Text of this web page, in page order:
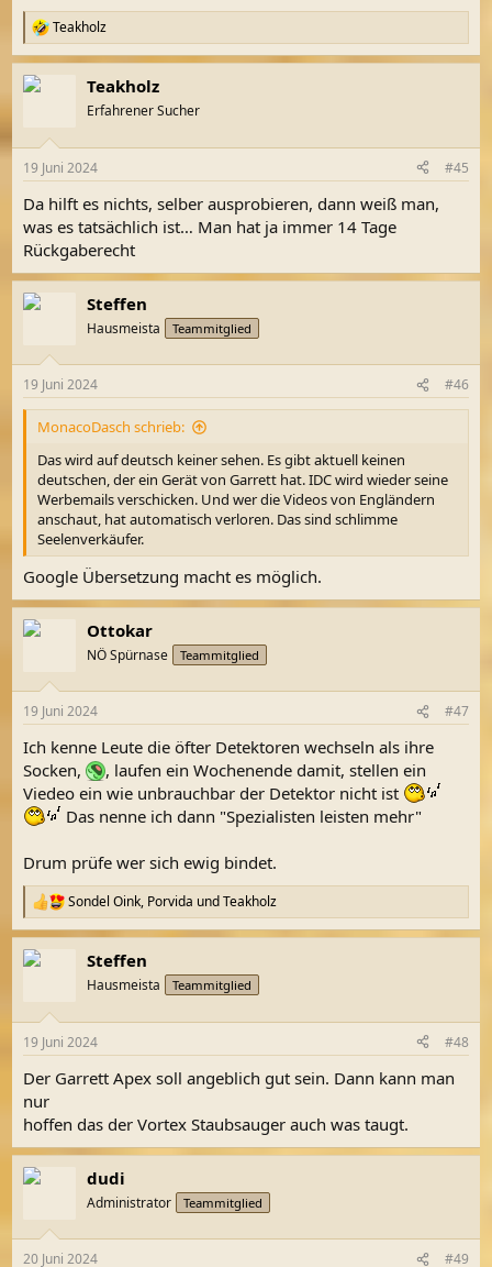
R
e
a
k
e
:
Teakholz
Teakholz
Erfahrener Sucher
19 Juni 2024 #45
Da hilft es nichts, selber ausprobieren, dann weiß man,
was es tatsächlich ist… Man hat ja immer 14 Tage
Rückgaberecht
Steffen
Hausmeista Teammitglied
19 Juni 2024 #46
MonacoDasch schrieb:
Das wird auf deutsch keiner sehen. Es gibt aktuell keinen
deutschen, der ein Gerät von Garrett hat. IDC wird wieder seine
Werbemails verschicken. Und wer die Videos von Engländern
anschaut, hat automatisch verloren. Das sind schlimme
Seelenverkäufer.
Google Übersetzung macht es möglich.
Ottokar
NÖ Spürnase Teammitglied
19 Juni 2024 #47
Ich kenne Leute die öfter Detektoren wechseln als ihre
Socken,
, laufen ein Wochenende damit, stellen ein
Viedeo ein wie unbrauchbar der Detektor nicht ist
Das nenne ich dann "Spezialisten leisten mehr"
Drum prüfe wer sich ewig bindet.
R
e
a
k
e
:
Sondel Oink, Porvida undTeakholz
Steffen
Hausmeista Teammitglied
19 Juni 2024 #48
Der Garrett Apex soll angeblich gut sein. Dann kann man
nur
hoffen das der Vortex Staubsauger auch was taugt.
dudi
Administrator Teammitglied
20 Juni 2024 #49